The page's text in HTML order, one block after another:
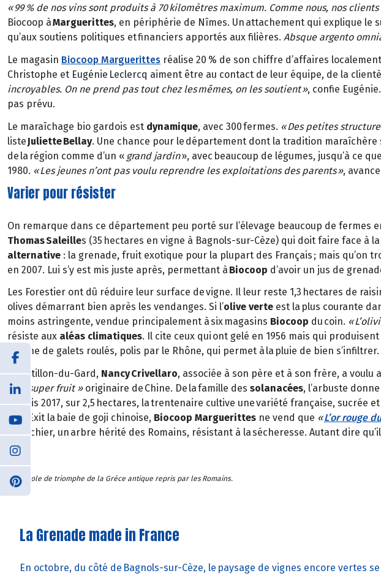
« 99 % de nos vins sont produits à 70 kilomètres maximum. Comme nous, nos
Biocoop àMarguerittes, en périphérie de Nîmes. Un attachement qui explique le
qu’aux soutiens politiques et financiers apportés aux filières. Absque argento
Le magasin Biocoop Marguerittes réalise 20 % de son chiffre d’affaires
Christophe et Eugénie Leclercq aiment être au contact de leur équipe, de la
incroyables. On ne prend pas tout chez les mêmes, on les soutient », confie
pas prévu.
Le maraîchage bio gardois est dynamique, avec 300 fermes. « Des petites
liste Juliette Bellay. Une chance pour le département dont la tradition maraîchère
de la région comme d’un « grand jardin», avec beaucoup de légumes, jusqu’à ce
1980. « Les jeunes n’ont pas voulu reprendre les exploitations des parents »,
Varier pour résister
On remarque dans ce département peu porté sur l’élevage beaucoup de fermes
Thomas Saleilles (35 hectares en vigne à Bagnols-sur-Cèze) qui doit faire face à
alternative : la grenade, fruit exotique pour la plupart des Français ; mais qu’on
en 2007. Lui s’y est mis juste après, permettant à Biocoop d’avoir un jus de
Les Forestier ont dû réduire leur surface de vigne. Il leur reste 1,3 hectares de
olives démarrant bien après les vendanges. Si l’olive verte est la plus courante
moins astringente, vendue principalement à six magasins Biocoop du coin. «
résiste aux aléas climatiques. Il cite ceux qui ont gelé en 1956 mais qui
couche de galets roulés, polis par le Rhône, qui permet à la pluie de bien s’infiltrer.
À Castillon-du-Gard, Nancy Crivellaro, associée à son père et à son frère, a
un« super fruit »originaire de Chine. De la famille des solanacées, l’arbuste
Depuis 2017, sur 2,5 hectares, la trentenaire cultive une variété française, sucrée
elle. Exit la baie de goji chinoise, Biocoop Marguerittes ne vend que «L’or rouge
pistachier, un arbre hérité des Romains, résistant à la sécheresse. Autant dire qu’il
* Symbole de triomphe de la Grèce antique repris par les Romains.
La Grenade made in France
En octobre, du côté de Bagnols-sur-Cèze, le paysage de vignes encore vertes se